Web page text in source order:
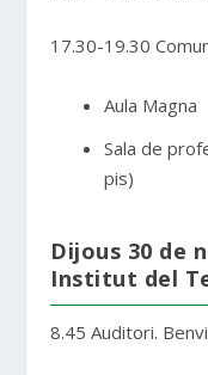
17.30-19.30
Aula Magna
Sala de
pis)
Dijous 30 de
Institut del
8.45 Auditori.